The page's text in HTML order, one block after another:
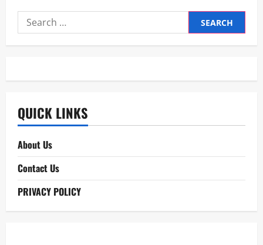
Search
for:
QUICK LINKS
About Us
Contact Us
PRIVACY POLICY